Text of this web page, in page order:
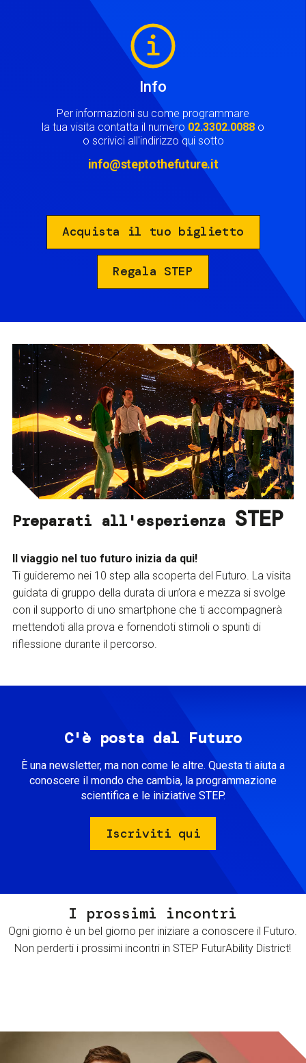
Info
Per informazioni su come programmare
la tua visita contatta il numero 02.3302.0088 o
o scrivici all'indirizzo qui sotto
info@steptothefuture.it
Acquista il tuo biglietto
Regala STEP
Preparati all'esperienza STEP
Il viaggio nel tuo futuro inizia da qui!
Ti guideremo nei 10 step alla scoperta del Futuro. La visita
guidata di gruppo della durata di un’ora e mezza si svolge
con il supporto di uno smartphone che ti accompagnerà
mettendoti alla prova e fornendoti stimoli o spunti di
riflessione durante il percorso.
C'è posta dal Futuro
È una newsletter, ma non come le altre. Questa ti aiuta a
conoscere il mondo che cambia, la programmazione
scientifica e le iniziative STEP.
Iscriviti qui
I prossimi incontri
Ogni giorno è un bel giorno per iniziare a conoscere il Futuro.
Non perderti i prossimi incontri in STEP FuturAbility District!